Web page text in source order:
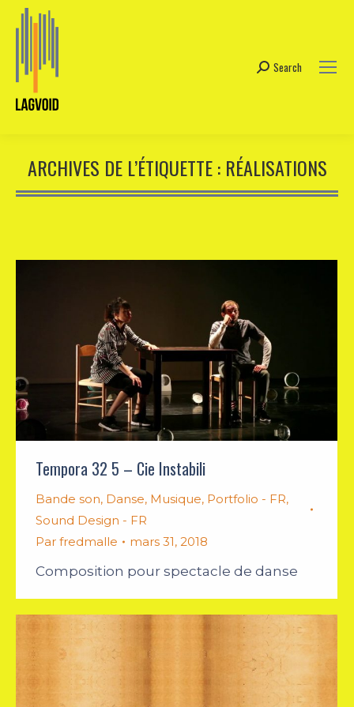
Search:
Search
ARCHIVES DE L’ÉTIQUETTE : RÉALISATIONS
Tempora 32 5 – Cie Instabili
Bande son, Danse, Musique, Portfolio - FR,
Sound Design - FR
Par fredmalle mars 31, 2018
Composition pour spectacle de danse